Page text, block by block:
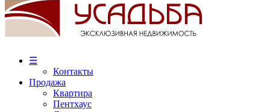
☰
Контакты
Продажа
Квартира
Пентхаус